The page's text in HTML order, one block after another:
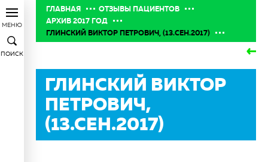
МЕНЮ
ПОИСК
ГЛАВНАЯ
ОТЗЫВЫ ПАЦИЕНТОВ
АРХИВ 2017 ГОД
ГЛИНСКИЙ ВИКТОР ПЕТРОВИЧ, (13.СЕН.2017)
ГЛИНСКИЙ ВИКТОР
ПЕТРОВИЧ,
(13.СЕН.2017)